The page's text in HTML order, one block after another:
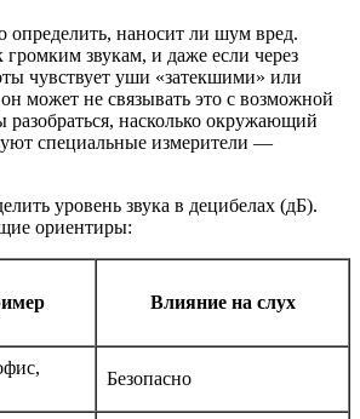
определить, наносит ли шум вред.
звукам, и даже если через
чувствует уши «затекшими» или
может не связывать это с возможной
разобраться, насколько окружающий
специальные измерители —
уровень звука в децибелах (дБ).
ориентиры:
Влияние на слух
Безопасно